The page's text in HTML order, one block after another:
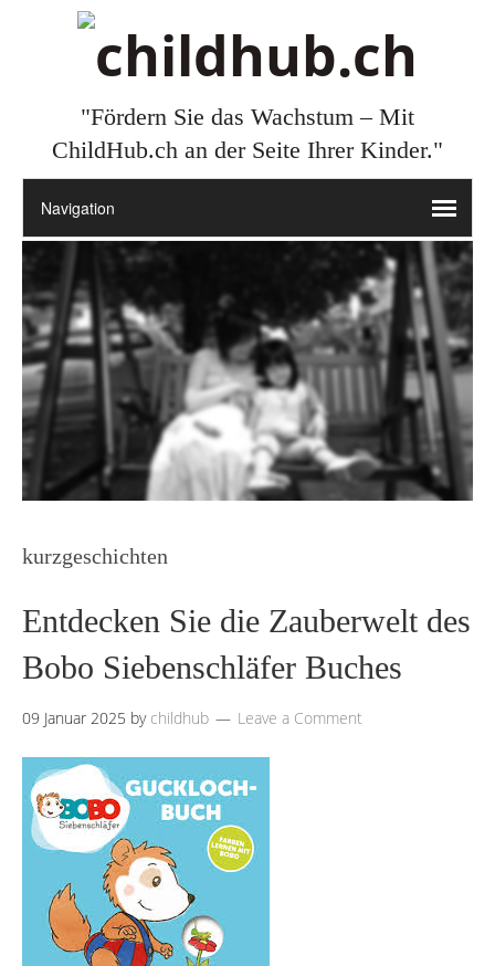
"Fördern Sie das Wachstum – Mit
ChildHub.ch an der Seite Ihrer Kinder."
kurzgeschichten
Entdecken Sie die Zauberwelt des
Bobo Siebenschläfer Buches
09 Januar 2025 by childhub Leave a Comment